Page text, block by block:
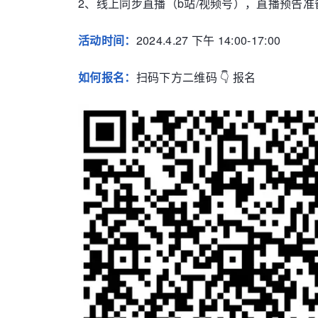
活动时间： 2024.4.27 下午 14:00-17:00
如何报名： 扫码下方二维码 👇 报名